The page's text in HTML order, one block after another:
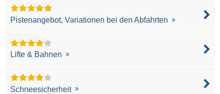
Pistenangebot, Variationen bei den Abfahrten
Lifte & Bahnen
Schneesicherheit